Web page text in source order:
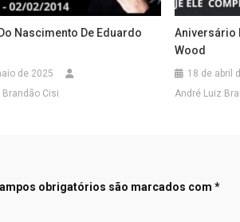
Nascimento De Eduardo
de 2025
Brandão Cisi
Aniversário
Wood
18 de abril
André Luiz
obrigatórios são marcados com *